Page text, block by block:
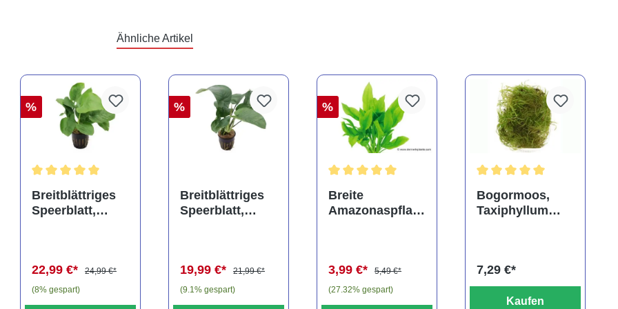
Ähnliche Artikel
von 5 von 5 Sternen
%
Durchschnittliche Bewertung von 5 von 5 Sternen
Breitblättriges
Speerblatt,
22,99 €*
24,99 €*
(8% gespart)
%
Breitblättriges
Speerblatt,
19,99 €*
21,99 €*
(9.1% gespart)
%
Durchschnittliche Bewertung von 5 von 5 Sternen
Breite
Amazonaspflan
3,99 €*
5,49 €*
(27.32% gespart)
Bogormoos,
Taxiphyllum
7,29 €*
Kaufen